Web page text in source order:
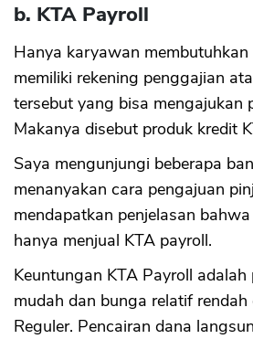
b. KTA Payroll
Hanya karyawan membutuhkan
memiliki rekening penggajian
tersebut yang bisa mengajukan
Makanya disebut produk kredit
Saya mengunjungi beberapa
menanyakan cara pengajuan
mendapatkan penjelasan
hanya menjual KTA payroll.
Keuntungan KTA Payroll adalah
mudah dan bunga relatif
Reguler. Pencairan dana